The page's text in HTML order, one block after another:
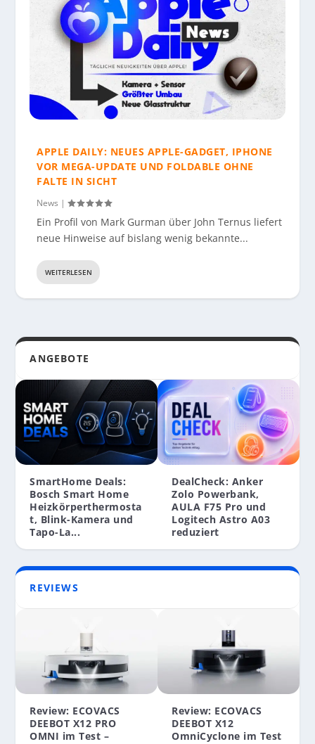
APPLE DAILY: NEUES APPLE-GADGET, IPHONE
VOR MEGA-UPDATE UND FOLDABLE OHNE
FALTE IN SICHT
News |
Ein Profil von Mark Gurman über John Ternus liefert
neue Hinweise auf bislang wenig bekannte...
WEITERLESEN
ANGEBOTE
SmartHome Deals:
Bosch Smart Home
Heizkörperthermosta
t, Blink-Kamera und
Tapo-La...
DealCheck: Anker
Zolo Powerbank,
AULA F75 Pro und
Logitech Astro A03
reduziert
REVIEWS
Review: ECOVACS
DEEBOT X12 PRO
OMNI im Test –
Review: ECOVACS
DEEBOT X12
OmniCyclone im Test